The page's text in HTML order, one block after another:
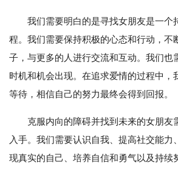
我们需要明白的是寻找女朋友是一个
程。我们需要保持积极的心态和行动，不
子，与更多的人进行交流和互动。我们也
时机和机会出现。在追求爱情的过程中，
等待，相信自己的努力最终会得到回报。
克服内向的障碍并找到未来的女朋友
入手。我们需要认识自我、提高社交能力
现真实的自己、培养自信和勇气以及持续